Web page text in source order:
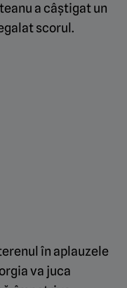
a câștigat un
scorul.
în aplauzele
va juca